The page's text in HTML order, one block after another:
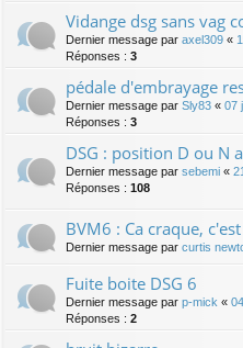
Vidange dsg sans vag
Dernier message par axel309 «
Réponses : 3
pédale d'embrayage
Dernier message par Sly83 « 07
Réponses : 3
DSG : position D ou N
Dernier message par sebemi «
Réponses : 108
BVM6 : Ca craque,
Dernier message par curtis
Fuite boite DSG 6
Dernier message par p-mick «
Réponses : 2